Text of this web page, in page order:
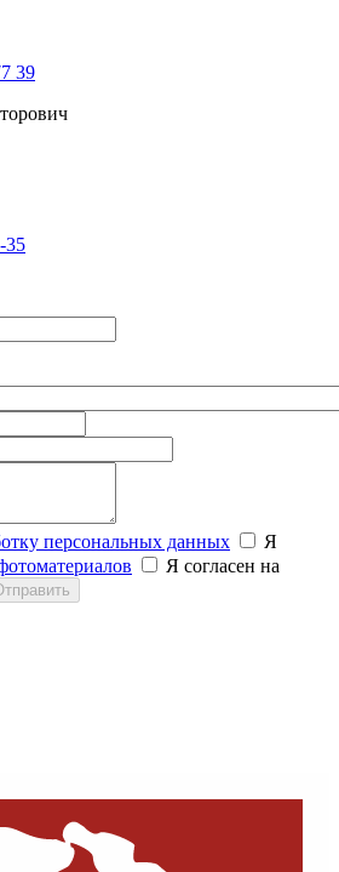
39
35
персональных данных
Я
Я согласен на